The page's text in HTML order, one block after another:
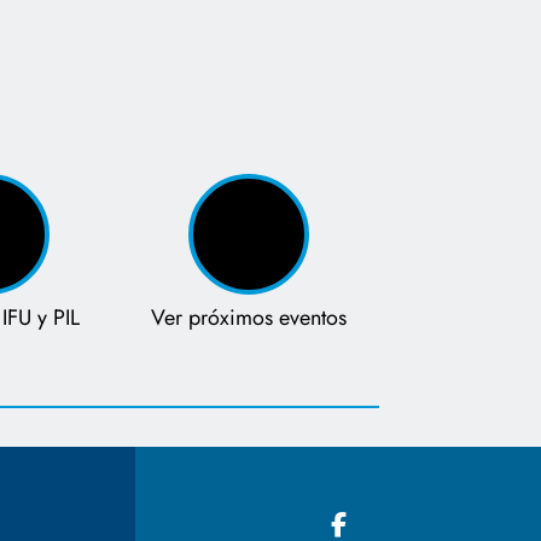
y PIL Ver próximos eventos